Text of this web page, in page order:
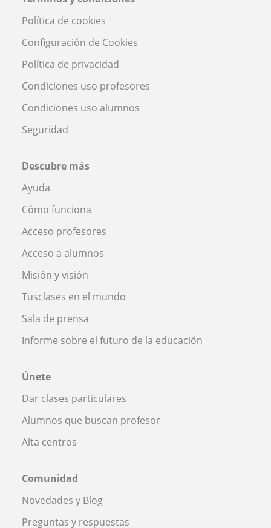
Política de cookies
Configuración de Cookies
Política de privacidad
Condiciones uso profesores
Condiciones uso alumnos
Seguridad
Descubre más
Ayuda
Cómo funciona
Acceso profesores
Acceso a alumnos
Misión y visión
Tusclases en el mundo
Sala de prensa
Informe sobre el futuro de la educación
Únete
Dar clases particulares
Alumnos que buscan profesor
Alta centros
Comunidad
Novedades y Blog
Preguntas y respuestas